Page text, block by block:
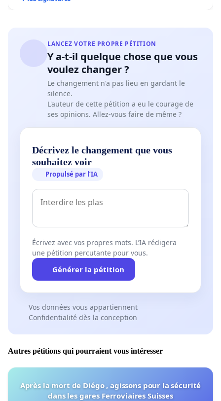
LANCEZ VOTRE PROPRE PÉTITION
Y a-t-il quelque chose que vous
voulez changer ?
Le changement n'a pas lieu en gardant le
silence.
L'auteur de cette pétition a eu le courage de
ses opinions. Allez-vous faire de même ?
Décrivez le changement que vous
souhaitez voir
Propulsé par l’IA
Écrivez avec vos propres mots. L’IA rédigera
une pétition percutante pour vous.
Générer la pétition
Vos données vous appartiennent
Confidentialité dès la conception
Autres pétitions qui pourraient vous intéresser
Après la mort de Diégo , agissons pour la sécurité
dans les gares Ferroviaires Suisses